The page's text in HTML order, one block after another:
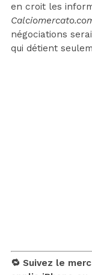
en croit les
négociations
qui détient
🔁 Suivez le